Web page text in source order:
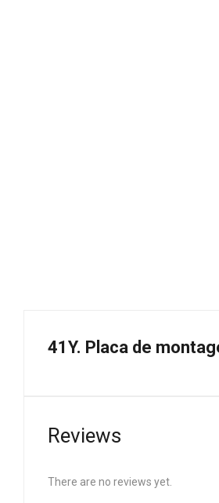
41Y. Placa de
Reviews
There are no reviews yet.